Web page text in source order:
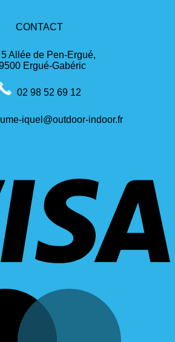
CONTACT
5 Allée de Pen-Ergué,
Ergué-Gabéric
02 98 52 69 12
iquel@outdoor-indoor.fr